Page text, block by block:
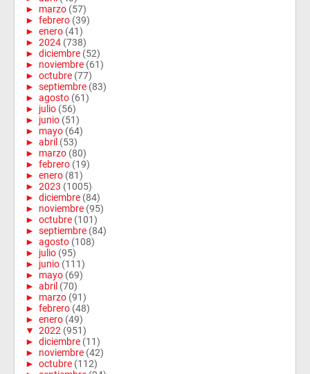
► marzo (57)
► febrero (39)
► enero (41)
► 2024 (738)
► diciembre (52)
► noviembre (61)
► octubre (77)
► septiembre (83)
► agosto (61)
► julio (56)
► junio (51)
► mayo (64)
► abril (53)
► marzo (80)
► febrero (19)
► enero (81)
► 2023 (1005)
► diciembre (84)
► noviembre (95)
► octubre (101)
► septiembre (84)
► agosto (108)
► julio (95)
► junio (111)
► mayo (69)
► abril (70)
► marzo (91)
► febrero (48)
► enero (49)
▼ 2022 (951)
► diciembre (11)
► noviembre (42)
► octubre (112)